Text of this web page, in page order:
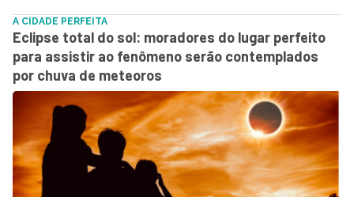
A CIDADE PERFEITA
Eclipse total do sol: moradores do lugar perfeito
para assistir ao fenômeno serão contemplados
por chuva de meteoros